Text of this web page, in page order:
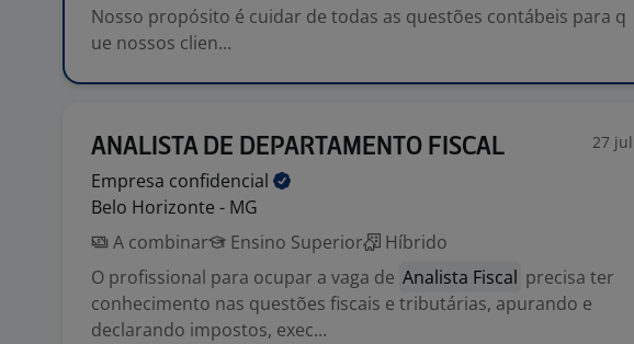
Nosso propósito é cuidar de todas as questões contábeis para q
ue nossos clien...
ANALISTA DE DEPARTAMENTO FISCAL 27 jul
Empresa confidencial
Belo Horizonte - MG
A combinar
Ensino Superior
Híbrido
O profissional para ocupar a vaga de Analista Fiscal precisa ter
conhecimento nas questões fiscais e tributárias, apurando e
declarando impostos, exec...